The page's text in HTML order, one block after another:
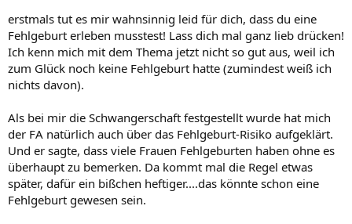
erstmals tut es mir wahnsinnig leid für dich, dass du eine
Fehlgeburt erleben musstest! Lass dich mal ganz lieb drücken!
Ich kenn mich mit dem Thema jetzt nicht so gut aus, weil ich
zum Glück noch keine Fehlgeburt hatte (zumindest weiß ich
nichts davon).
Als bei mir die Schwangerschaft festgestellt wurde hat mich
der FA natürlich auch über das Fehlgeburt-Risiko aufgeklärt.
Und er sagte, dass viele Frauen Fehlgeburten haben ohne es
überhaupt zu bemerken. Da kommt mal die Regel etwas
später, dafür ein bißchen heftiger....das könnte schon eine
Fehlgeburt gewesen sein.